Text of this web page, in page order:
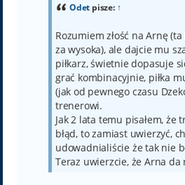
Odet pisze: ↑
Rozumiem złość na Arnę
za wysoka), ale dajcie mu
piłkarz, świetnie dopasuje
grać kombinacyjnie, piłka
(jak od pewnego czasu
trenerowi.
Jak 2 lata temu pisałem, że
błąd, to zamiast uwierzyć,
udowadnialiście że tak nie
Teraz uwierzcie, że Arna